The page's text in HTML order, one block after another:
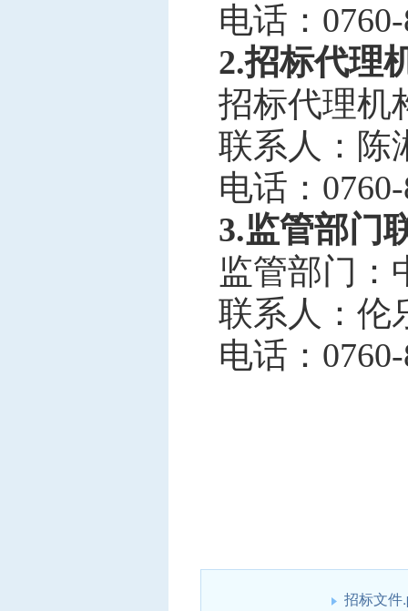
电话：
2.招标代理
招标代理机
联系人： 陈
电话：
3.监管部门
监管部门：
联系人： 伦
电话：
招标文件